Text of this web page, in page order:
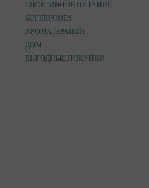
СПОРТИВНОЕ ПИТАНИЕ
SUPERFOODS
АРОМАТЕРАПИЯ
ДОМ
ВЫГОДНЫЕ ПОКУПКИ